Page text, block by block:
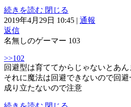
続きを読む 閉じる
2019年4月29日 10:45 | 通報
返信
名無しのゲーマー 103
>>102
回避型は育ててからじゃないとあ
それに魔法は回避できないので回
成り立たないので注意